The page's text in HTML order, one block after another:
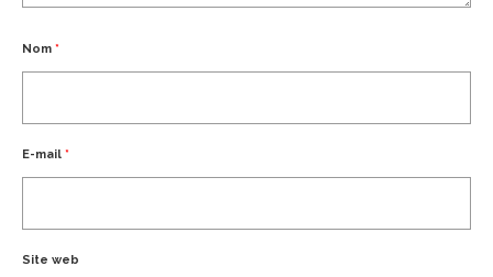
Nom *
E-mail *
Site web